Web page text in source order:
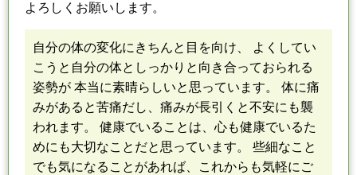
よろしくお願いします。
自分の体の変化にきちんと目を向け、 よくしてい
こうと自分の体と しっかりと向き合っておられる
姿勢が 本当に素晴らしいと思っています。 体に痛
みがあると苦痛だし、痛みが長引くと不安にも襲
われます。 健康でいることは、心も健康でいるた
めにも大切なことだと思っています。 些細なこと
でも気になることがあれば、これからも気軽にご